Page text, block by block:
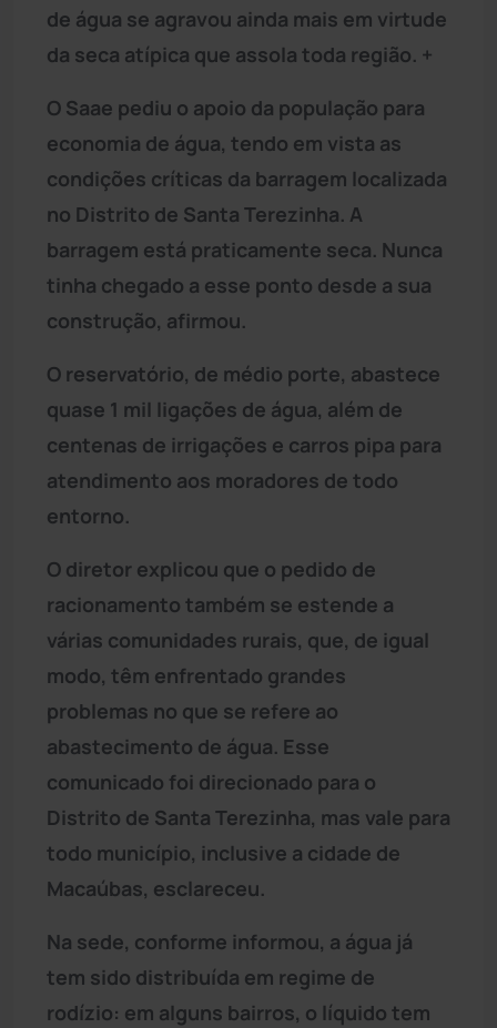
de água se agravou ainda mais em virtude
da seca atípica que assola toda região. +
O Saae pediu o apoio da população para
economia de água, tendo em vista as
condições críticas da barragem localizada
no Distrito de Santa Terezinha. A
barragem está praticamente seca. Nunca
tinha chegado a esse ponto desde a sua
construção, afirmou.
O reservatório, de médio porte, abastece
quase 1 mil ligações de água, além de
centenas de irrigações e carros pipa para
atendimento aos moradores de todo
entorno.
O diretor explicou que o pedido de
racionamento também se estende a
várias comunidades rurais, que, de igual
modo, têm enfrentado grandes
problemas no que se refere ao
abastecimento de água. Esse
comunicado foi direcionado para o
Distrito de Santa Terezinha, mas vale para
todo município, inclusive a cidade de
Macaúbas, esclareceu.
Na sede, conforme informou, a água já
tem sido distribuída em regime de
rodízio: em alguns bairros, o líquido tem